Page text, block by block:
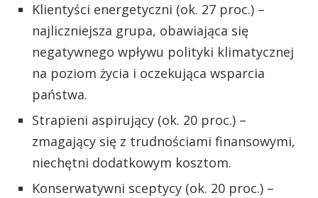
Klientyści energetyczni (ok. 27 proc.) –
najliczniejsza grupa, obawiająca się
negatywnego wpływu polityki klimatycznej
na poziom życia i oczekująca wsparcia
państwa.
Strapieni aspirujący (ok. 20 proc.) –
zmagający się z trudnościami finansowymi,
niechętni dodatkowym kosztom.
Konserwatywni sceptycy (ok. 20 proc.) –